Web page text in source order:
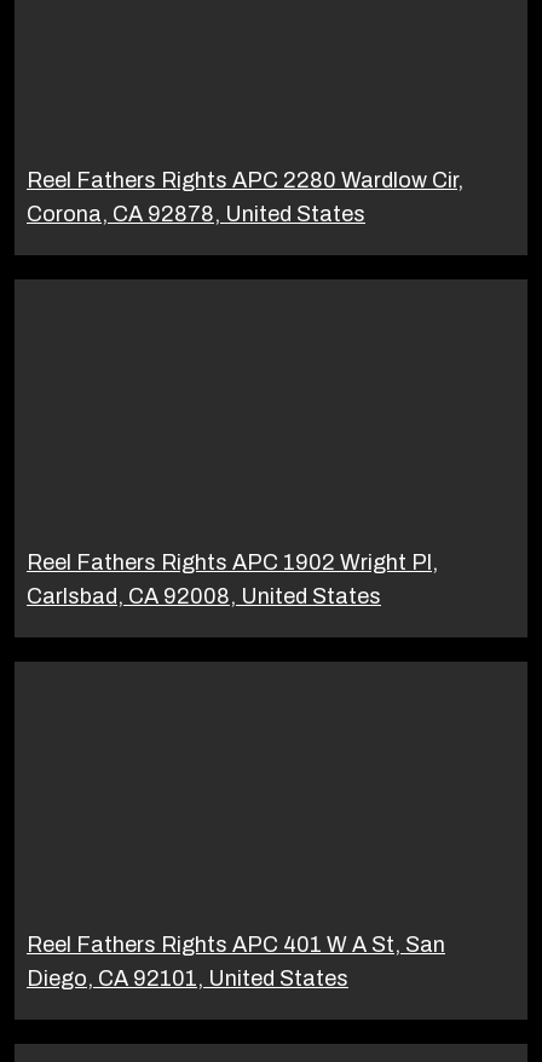
Reel Fathers Rights APC 2280 Wardlow Cir,
Corona, CA 92878, United States
Reel Fathers Rights APC 1902 Wright Pl,
Carlsbad, CA 92008, United States
Reel Fathers Rights APC 401 W A St, San
Diego, CA 92101, United States